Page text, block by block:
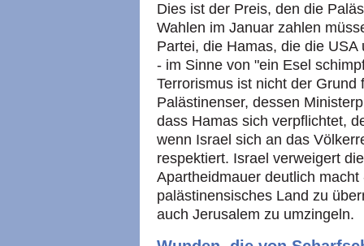
Dies ist der Preis, den die
Wahlen im Januar zahlen
Partei, die Hamas, die die
- im Sinne von "ein Esel
Terrorismus ist nicht der Grund
Palästinenser, dessen
dass Hamas sich verpflichtet,
wenn Israel sich an das
respektiert. Israel verweigert
Apartheidmauer deutlich
palästinensisches Land zu
auch Jerusalem zu umzingeln.